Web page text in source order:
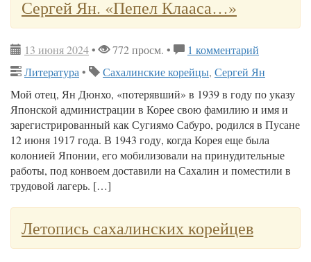
Сергей Ян. «Пепел Клааса…»
13 июня 2024• 772 просм. •
1 комментарий
Литература• Сахалинские корейцы, Сергей Ян
Мой отец, Ян Дюнхо, «потерявший» в 1939 в году по указу
Японской администрации в Корее свою фамилию и имя и
зарегистрированный как Сугиямо Сабуро, родился в Пусане
12 июня 1917 года. В 1943 году, когда Корея еще была
колонией Японии, его мобилизовали на принудительные
работы, под конвоем доставили на Сахалин и поместили в
трудовой лагерь. […]
Летопись сахалинских корейцев